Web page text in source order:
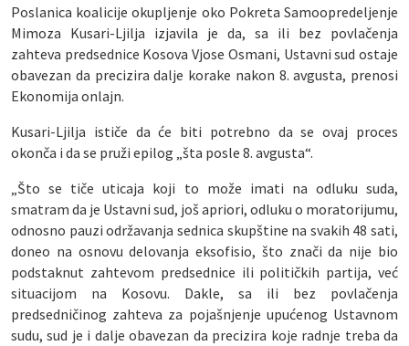
Poslanica koalicije okupljenje oko Pokreta Samoopredeljenje
Mimoza Kusari-Ljilja izjavila je da, sa ili bez povlačenja
zahteva predsednice Kosova Vjose Osmani, Ustavni sud ostaje
obavezan da precizira dalje korake nakon 8. avgusta, prenosi
Ekonomija onlajn.
Kusari-Ljilja ističe da će biti potrebno da se ovaj proces
okonča i da se pruži epilog „šta posle 8. avgusta“.
„Što se tiče uticaja koji to može imati na odluku suda,
smatram da je Ustavni sud, još apriori, odluku o moratorijumu,
odnosno pauzi održavanja sednica skupštine na svakih 48 sati,
doneo na osnovu delovanja eksofisio, što znači da nije bio
podstaknut zahtevom predsednice ili političkih partija, već
situacijom na Kosovu. Dakle, sa ili bez povlačenja
predsedničinog zahteva za pojašnjenje upućenog Ustavnom
sudu, sud je i dalje obavezan da precizira koje radnje treba da